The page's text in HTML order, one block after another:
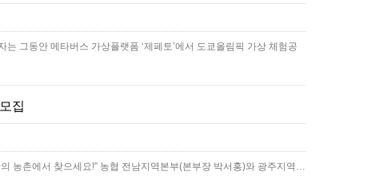
그동안 메타버스 가상플랫폼 ‘제페토’에서 도쿄올림픽 가상 체험공
집
농촌에서 찾으세요!” 농협 전남지역본부(본부장 박서홍)와 광주지역…